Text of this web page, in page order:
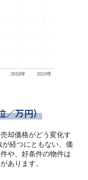
／万円）
却価格がどう変化す
経つにともない、価
や、好条件の物件は
あります。